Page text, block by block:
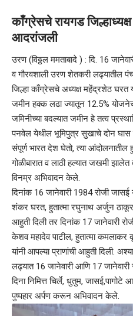
काँग्रेसचे रायगड
आदरांजली
उरण (विठ्ठल ममताबादे ) : दि. 16
व गौरवशाली उरण शेतकरी लढ्यातील पंच
जिल्हा काँग्रेसचे अध्यक्ष महेंद्रशेठ घरत
जमीन हक्क लढा ज्यातून 12.5%
जमिनीच्या बदल्यात जमीन हे तत्व
पनवेल येथील भूमिपुत्र सुखाचे दोन
संपूर्ण भारत देश घेतो, त्या आंदोलनातील
गोळीबारात व लाठी हल्यात जखमी झालेत
विनम्र अभिवादन केले.
दिनांक 16 जानेवारी 1984 रोजी जासई
शंकर घरत, हुतात्मा रघुनाथ अर्जुन
आहुती दिली तर दिनांक 17 जानेवारी
केशव महादेव पाटील, हुतात्मा कमलाकर
यांनी आपल्या प्राणांची आहुती दिली.
लढ्यात 16 जानेवारी आणि 17 जानेवारी
दिना निमित्त चिर्ले, धुतुम,
पुष्पहार अर्पण करून अभिवादन केले.